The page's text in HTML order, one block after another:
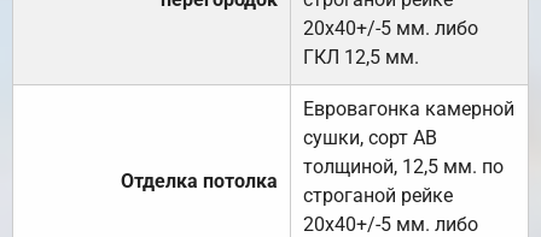
20х40+/-5 мм. либо
ГКЛ 12,5 мм.
Отделка потолка
Евровагонка камерной
сушки, сорт АВ
толщиной, 12,5 мм. по
строганой рейке
20х40+/-5 мм. либо